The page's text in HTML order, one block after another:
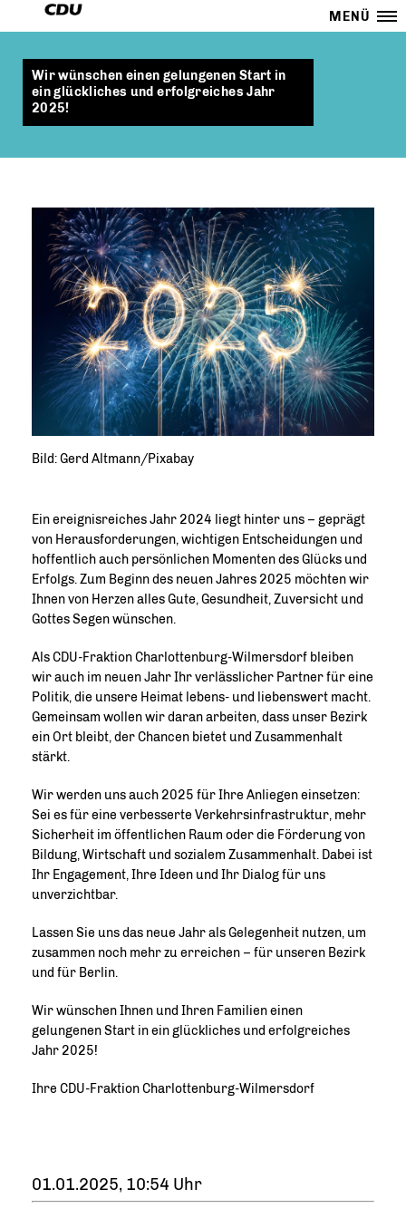
MENÜ
Wir wünschen einen gelungenen Start in
ein glückliches und erfolgreiches Jahr
2025!
Bild: Gerd Altmann/Pixabay
Ein ereignisreiches Jahr 2024 liegt hinter uns – geprägt
von Herausforderungen, wichtigen Entscheidungen und
hoffentlich auch persönlichen Momenten des Glücks und
Erfolgs. Zum Beginn des neuen Jahres 2025 möchten wir
Ihnen von Herzen alles Gute, Gesundheit, Zuversicht und
Gottes Segen wünschen.
Als CDU-Fraktion Charlottenburg-Wilmersdorf bleiben
wir auch im neuen Jahr Ihr verlässlicher Partner für eine
Politik, die unsere Heimat lebens- und liebenswert macht.
Gemeinsam wollen wir daran arbeiten, dass unser Bezirk
ein Ort bleibt, der Chancen bietet und Zusammenhalt
stärkt.
Wir werden uns auch 2025 für Ihre Anliegen einsetzen:
Sei es für eine verbesserte Verkehrsinfrastruktur, mehr
Sicherheit im öffentlichen Raum oder die Förderung von
Bildung, Wirtschaft und sozialem Zusammenhalt. Dabei ist
Ihr Engagement, Ihre Ideen und Ihr Dialog für uns
unverzichtbar.
Lassen Sie uns das neue Jahr als Gelegenheit nutzen, um
zusammen noch mehr zu erreichen – für unseren Bezirk
und für Berlin.
Wir wünschen Ihnen und Ihren Familien einen
gelungenen Start in ein glückliches und erfolgreiches
Jahr 2025!
Ihre CDU-Fraktion Charlottenburg-Wilmersdorf
01.01.2025, 10:54 Uhr